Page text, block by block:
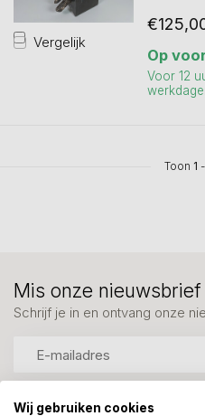
Vergelijk
Op
Voor 12
Toon 1 -
Mis onze
Schrijf je in en ontvang onze
Wij gebruiken cookies